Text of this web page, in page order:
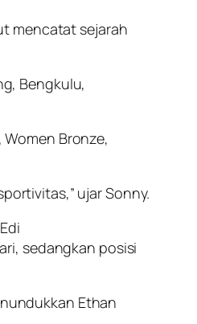
mencatat sejarah
Bengkulu,
Bronze,
ujar Sonny.
sedangkan posisi
Ethan